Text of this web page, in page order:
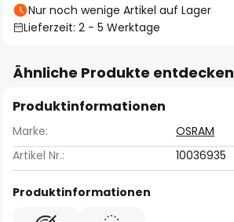
Nur noch wenige Artikel auf Lager
Lieferzeit: 2 - 5 Werktage
Ähnliche Produkte entdecken
Produktinformationen
Marke:
OSRAM
Artikel Nr.:
10036935
Produktinformationen